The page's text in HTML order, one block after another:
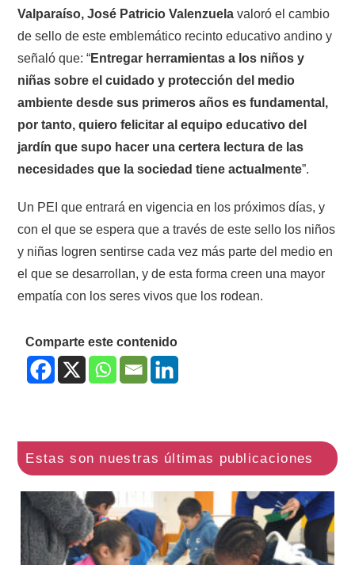
Valparaíso, José Patricio Valenzuela valoró el cambio
de sello de este emblemático recinto educativo andino y
señaló que: “Entregar herramientas a los niños y
niñas sobre el cuidado y protección del medio
ambiente desde sus primeros años es fundamental,
por tanto, quiero felicitar al equipo educativo del
jardín que supo hacer una certera lectura de las
necesidades que la sociedad tiene actualmente”.
Un PEI que entrará en vigencia en los próximos días, y
con el que se espera que a través de este sello los niños
y niñas logren sentirse cada vez más parte del medio en
el que se desarrollan, y de esta forma creen una mayor
empatía con los seres vivos que los rodean.
Comparte este contenido